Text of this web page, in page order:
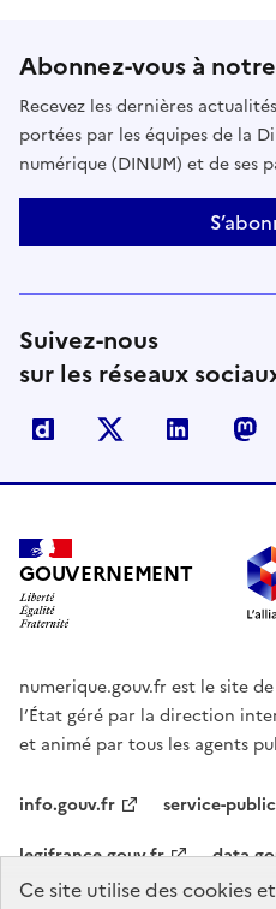
Abonnez-vous à
Recevez les dernières
portées par les équipes de la
numérique (DINUM) et de ses
Suivez-nous
sur les réseaux
Dailymotion Linkedin
GOUVERNEMENT
numerique.gouv.fr est le site
l’État géré par la direction
et animé par tous les agents
info.gouv.fr
service-
legifrance.gouv.fr
Ce site utilise des cookies